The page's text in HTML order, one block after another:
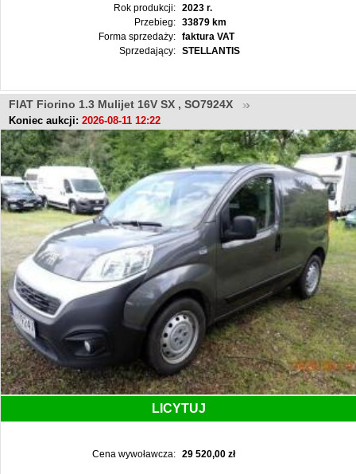
Rok produkcji:
2023 r.
Przebieg:
33879 km
Forma sprzedaży:
faktura VAT
Sprzedający:
STELLANTIS
FIAT Fiorino 1.3 Mulijet 16V SX , SO7924X
Koniec aukcji: 2026-08-11 12:22
LICYTUJ
Cena wywoławcza: 29 520,00 zł